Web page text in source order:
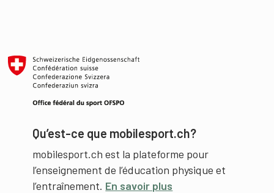
Qu’est-ce que mobilesport.ch?
mobilesport.ch est la plateforme pour
l’enseignement de l’éducation physique et
l’entraînement. En savoir plus